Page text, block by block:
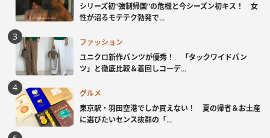
シリーズ初“強制帰国”の危機と今シーズン初キス！ 女
性が沼るモテテク勃発で...
ファッション
ユニクロ新作パンツが優秀！ 「タックワイドパン
ツ」と徹底比較＆着回しコーデ...
グルメ
東京駅・羽田空港でしか買えない！ 夏の帰省＆お土産
に選びたいセンス抜群の「...